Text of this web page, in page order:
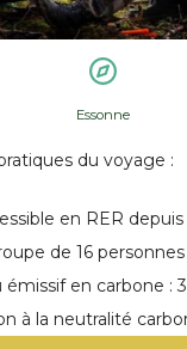
Essonne
du voyage :
en RER depuis
de 16
émissif en carbone :
à la neutralité